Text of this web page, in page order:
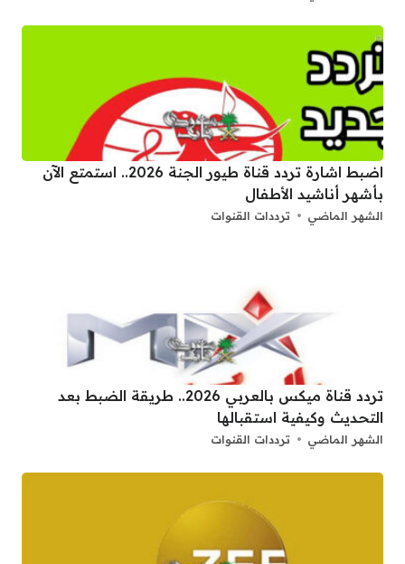
اضبط اشارة تردد قناة طيور الجنة 2026.. استمتع الآن
بأشهر أناشيد الأطفال
الشهر الماضي ترددات القنوات
تردد قناة ميكس بالعربي 2026.. طريقة الضبط بعد
التحديث وكيفية استقبالها
الشهر الماضي ترددات القنوات